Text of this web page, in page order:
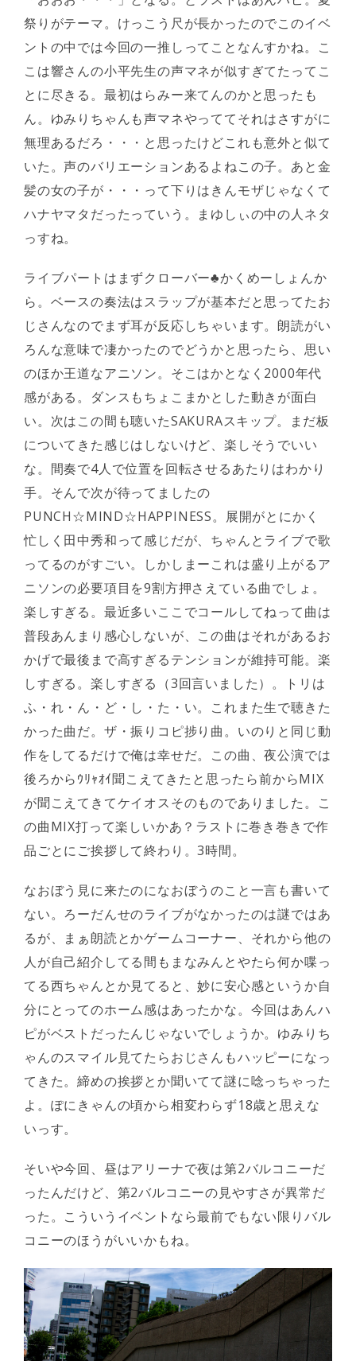
祭りがテーマ。けっこう尺が長かったのでこのイベ
ントの中では今回の一推しってことなんすかね。こ
こは響さんの小平先生の声マネが似すぎてたってこ
とに尽きる。最初はらみー来てんのかと思ったも
ん。ゆみりちゃんも声マネやっててそれはさすがに
無理あるだろ・・・と思ったけどこれも意外と似て
いた。声のバリエーションあるよねこの子。あと金
髪の女の子が・・・って下りはきんモザじゃなくて
ハナヤマタだったっていう。まゆしぃの中の人ネタ
っすね。
ライブパートはまずクローバー♣かくめーしょんか
ら。ベースの奏法はスラップが基本だと思ってたお
じさんなのでまず耳が反応しちゃいます。朗読がい
ろんな意味で凄かったのでどうかと思ったら、思い
のほか王道なアニソン。そこはかとなく2000年代
感がある。ダンスもちょこまかとした動きが面白
い。次はこの間も聴いたSAKURAスキップ。まだ板
についてきた感じはしないけど、楽しそうでいい
な。間奏で4人で位置を回転させるあたりはわかり
手。そんで次が待ってましたの
PUNCH☆MIND☆HAPPINESS。展開がとにかく
忙しく田中秀和って感じだが、ちゃんとライブで歌
ってるのがすごい。しかしまーこれは盛り上がるア
ニソンの必要項目を9割方押さえている曲でしょ。
楽しすぎる。最近多いここでコールしてねって曲は
普段あんまり感心しないが、この曲はそれがあるお
かげで最後まで高すぎるテンションが維持可能。楽
しすぎる。楽しすぎる（3回言いました）。トリは
ふ・れ・ん・ど・し・た・い。これまた生で聴きた
かった曲だ。ザ・振りコピ捗り曲。いのりと同じ動
作をしてるだけで俺は幸せだ。この曲、夜公演では
後ろからｳﾘｬｵｲ聞こえてきたと思ったら前からMIX
が聞こえてきてケイオスそのものでありました。こ
の曲MIX打って楽しいかあ？ラストに巻き巻きで作
品ごとにご挨拶して終わり。3時間。
なおぼう見に来たのになおぼうのこと一言も書いて
ない。ろーだんせのライブがなかったのは謎ではあ
るが、まぁ朗読とかゲームコーナー、それから他の
人が自己紹介してる間もまなみんとやたら何か喋っ
てる西ちゃんとか見てると、妙に安心感というか自
分にとってのホーム感はあったかな。今回はあんハ
ピがベストだったんじゃないでしょうか。ゆみりち
ゃんのスマイル見てたらおじさんもハッピーになっ
てきた。締めの挨拶とか聞いてて謎に唸っちゃった
よ。ぽにきゃんの頃から相変わらず18歳と思えな
いっす。
そいや今回、昼はアリーナで夜は第2バルコニーだ
ったんだけど、第2バルコニーの見やすさが異常だ
った。こういうイベントなら最前でもない限りバル
コニーのほうがいいかもね。